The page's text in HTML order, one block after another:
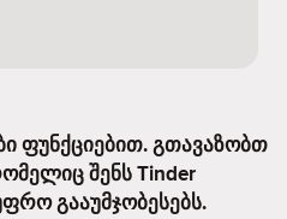
ფუნქციებით. გთავაზობთ
შენს Tinder
გააუმჯობესებს.